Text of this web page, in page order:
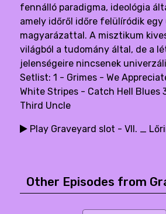
fennálló paradigma, ideológia
amely időről időre felülíródik egy
magyarázattal. A misztikum
világból a tudomány által, de a
jelenségeire nincsenek
Setlist: 1 - Grimes - We
White Stripes - Catch Hell Blues
Third Uncle
Play Graveyard slot - VII. _
Other Episodes from